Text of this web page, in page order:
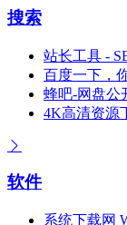
搜索
站长工具 -
百度一下，
蜂吧-网盘公
4K高清资源
软件
系统下载网